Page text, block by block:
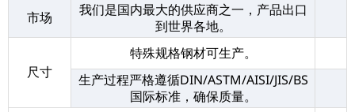
市场
我们是国内最大的供应商之一，产品出口
到世界各地。
尺寸
特殊规格钢材可生产。
生产过程严格遵循DIN/ASTM/AISI/JIS/BS
国际标准，确保质量。